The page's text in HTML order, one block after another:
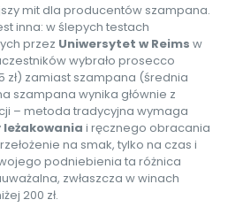
mit dla producentów szampana.
inna: w ślepych testach
przez Uniwersytet w Reims w
wybrało prosecco
zł) zamiast szampana (średnia
szampana wynika głównie z
– metoda tradycyjna wymaga
leżakowania i ręcznego obracania
na smak, tylko na czas i
podniebienia ta różnica
zwłaszcza w winach
200 zł.